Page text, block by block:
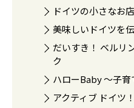
ドイツの小さなお
美味しいドイツを
だいすき！ ベルリ
ク
ハローBaby 〜子育
アクティブ ドイツ！